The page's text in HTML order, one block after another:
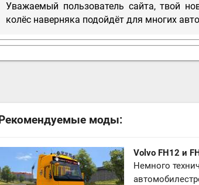
Уважаемый пользователь сайта, твой
колёс наверняка подойдёт для многих
Рекомендуемые моды:
Volvo FH12 и
Немного